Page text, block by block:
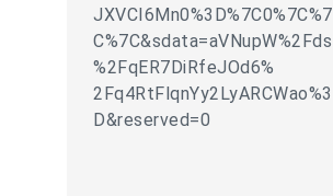
JXVCI6Mn0%3D%7C0%7C%7
C%7C&sdata=aVNupW%2Fds
%2FqER7DiRfeJOd6%
2Fq4RtFlqnYy2LyARCWao%3
D&reserved=0